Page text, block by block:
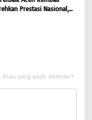
Prestasi Nasional,
Ruas yang wajib ditandai *